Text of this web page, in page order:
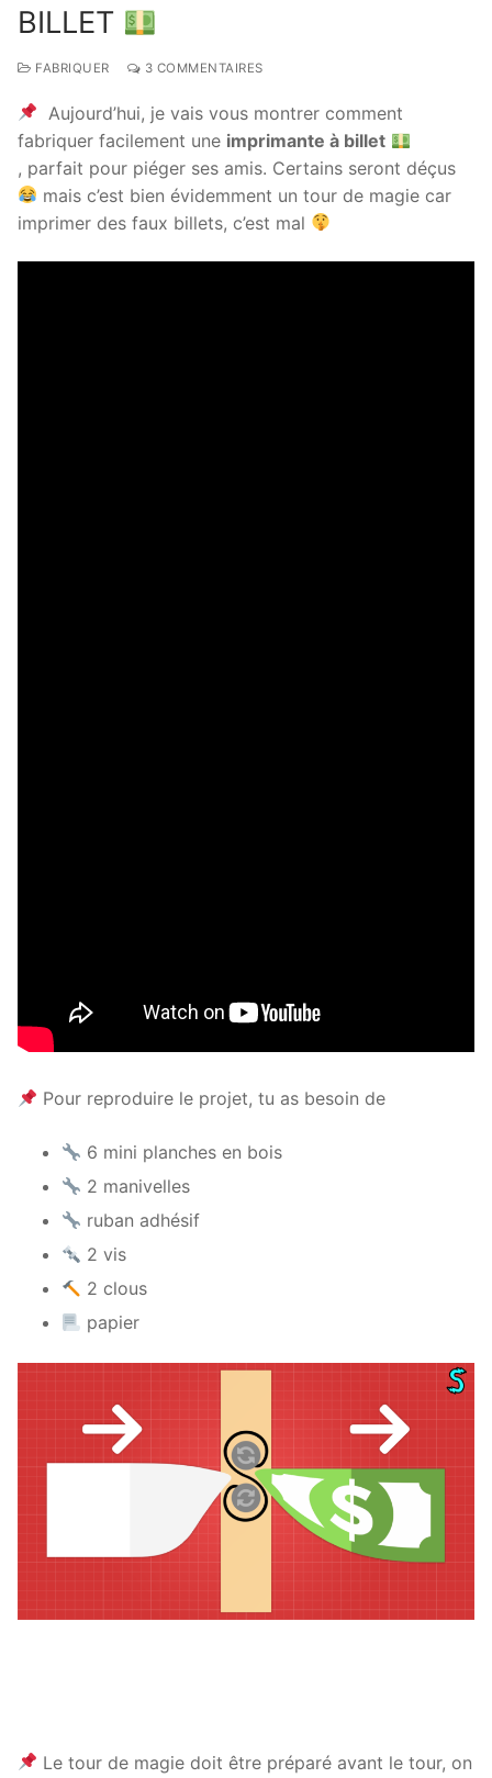
BILLET
FABRIQUER 3 COMMENTAIRES
Aujourd’hui, je vais vous montrer comment
fabriquer facilement une imprimante à billet
, parfait pour piéger ses amis. Certains seront déçus
mais c’est bien évidemment un tour de magie car
imprimer des faux billets, c’est mal
Pour reproduire le projet, tu as besoin de
6 mini planches en bois
2 manivelles
ruban adhésif
2 vis
2 clous
papier
Le tour de magie doit être préparé avant le tour, on